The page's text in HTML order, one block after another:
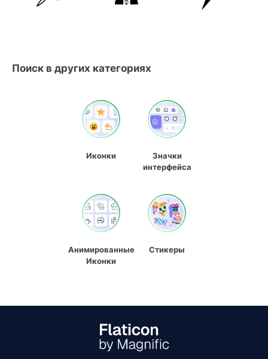
Поиск в других категориях
Иконки
Значки
интерфейса
Анимированные
Иконки
Стикеры